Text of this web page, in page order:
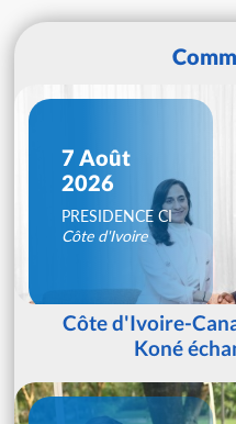
7 Août
2026
PRESIDENCE CI
Côte d'Ivoire
Côte d'Ivoire-
Koné